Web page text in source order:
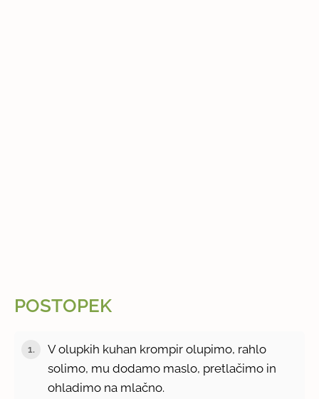
POSTOPEK
1.
V olupkih kuhan krompir olupimo, rahlo
solimo, mu dodamo maslo, pretlačimo in
ohladimo na mlačno.